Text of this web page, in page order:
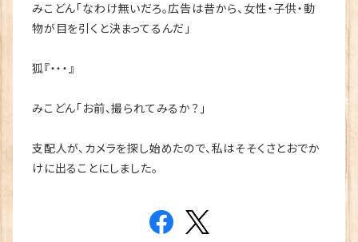
みこどん「なわけ無いだろ。広告は昔から、女性・子供・動
物が目を引くと決まってるんだ」
狐『・・・』
みこどん「お前、撮られてみるか？」
支配人が、カメラを探し始めたので、私はそそくさとおでか
けに出ることにしました。